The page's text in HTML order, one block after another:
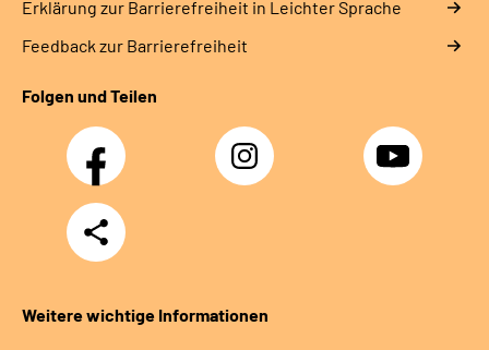
Erklärung zur Barrierefreiheit in Leichter Sprache
Feedback zur Barrierefreiheit
Folgen und Teilen
Facebook Instagram YouTube
Teilen
Weitere wichtige Informationen